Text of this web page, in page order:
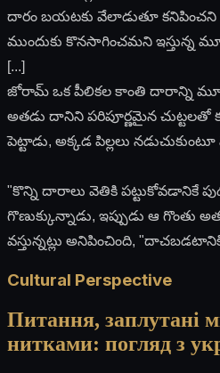
దారం బయటకు వేలాడుతూ కనిపించని
ముందుకు కొనసాగించమని ఇస్తున్న
[...]
జోరామ్ ఒక పీలికల కాంతి దారాన్ని మూల
అతడు దానిని పరిపూర్ణమైన చుట్టలతో
పెట్టాడు, అక్కడ పిల్లలు నడుచుకుంటూ
"కొన్ని దారాలు వెతికి పట్టుకోవడానికే
గొణుక్కున్నాడు, ఇప్పుడు ఆ గొంతు
వస్తున్నట్లు అనిపించింది,
Cultural Perspective
Питання, заплутані
нитками: погляд з